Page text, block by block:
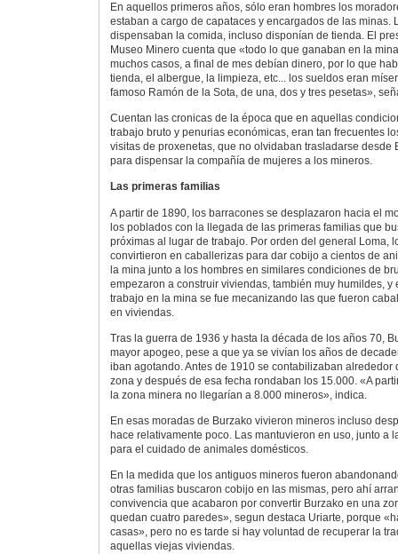
En aquellos primeros años, sólo eran hombres los
estaban a cargo de capataces y encargados de las minas.
dispensaban la comida, incluso disponían de tienda. El
Museo Minero cuenta que «todo lo que ganaban en la
muchos casos, a final de mes debían dinero, por lo que
tienda, el albergue, la limpieza, etc... los sueldos eran
famoso Ramón de la Sota, de una, dos y tres pesetas»,
Cuentan las cronicas de la época que en aquellas
trabajo bruto y penurias económicas, eran tan frecuentes
visitas de proxenetas, que no olvidaban trasladarse desde
para dispensar la compañía de mujeres a los mineros.
Las primeras familias
A partir de 1890, los barracones se desplazaron hacia el
los poblados con la llegada de las primeras familias que
próximas al lugar de trabajo. Por orden del general Loma,
convirtieron en caballerizas para dar cobijo a cientos de
la mina junto a los hombres en similares condiciones de
empezaron a construir viviendas, también muy humildes, y
trabajo en la mina se fue mecanizando las que fueron
en viviendas.
Tras la guerra de 1936 y hasta la década de los años 70,
mayor apogeo, pese a que ya se vivían los años de
iban agotando. Antes de 1910 se contabilizaban alrededor
zona y después de esa fecha rondaban los 15.000. «A
la zona minera no llegarían a 8.000 mineros», indica.
En esas moradas de Burzako vivieron mineros incluso
hace relativamente poco. Las mantuvieron en uso, junto a
para el cuidado de animales domésticos.
En la medida que los antiguos mineros fueron
otras familias buscaron cobijo en las mismas, pero ahí
convivencia que acabaron por convertir Burzako en una
quedan cuatro paredes», segun destaca Uriarte, porque
casas», pero no es tarde si hay voluntad de recuperar la
aquellas viejas viviendas.